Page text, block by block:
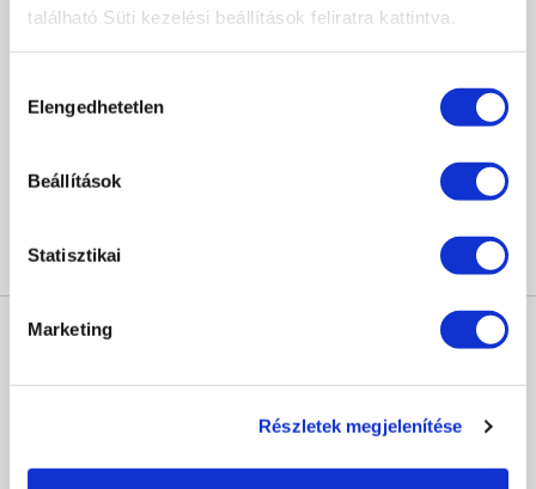
található Süti kezelési beállítások feliratra kattintva.
kiválasztása
Elengedhetetlen
Beállítások
Statisztikai
Marketing
Részletek megjelenítése
ugyfelszolgalat@crystalnails.hu
MŰKÖRÖM
WEBÁRUHÁZ
Vásárlói információk
Fizetési információk